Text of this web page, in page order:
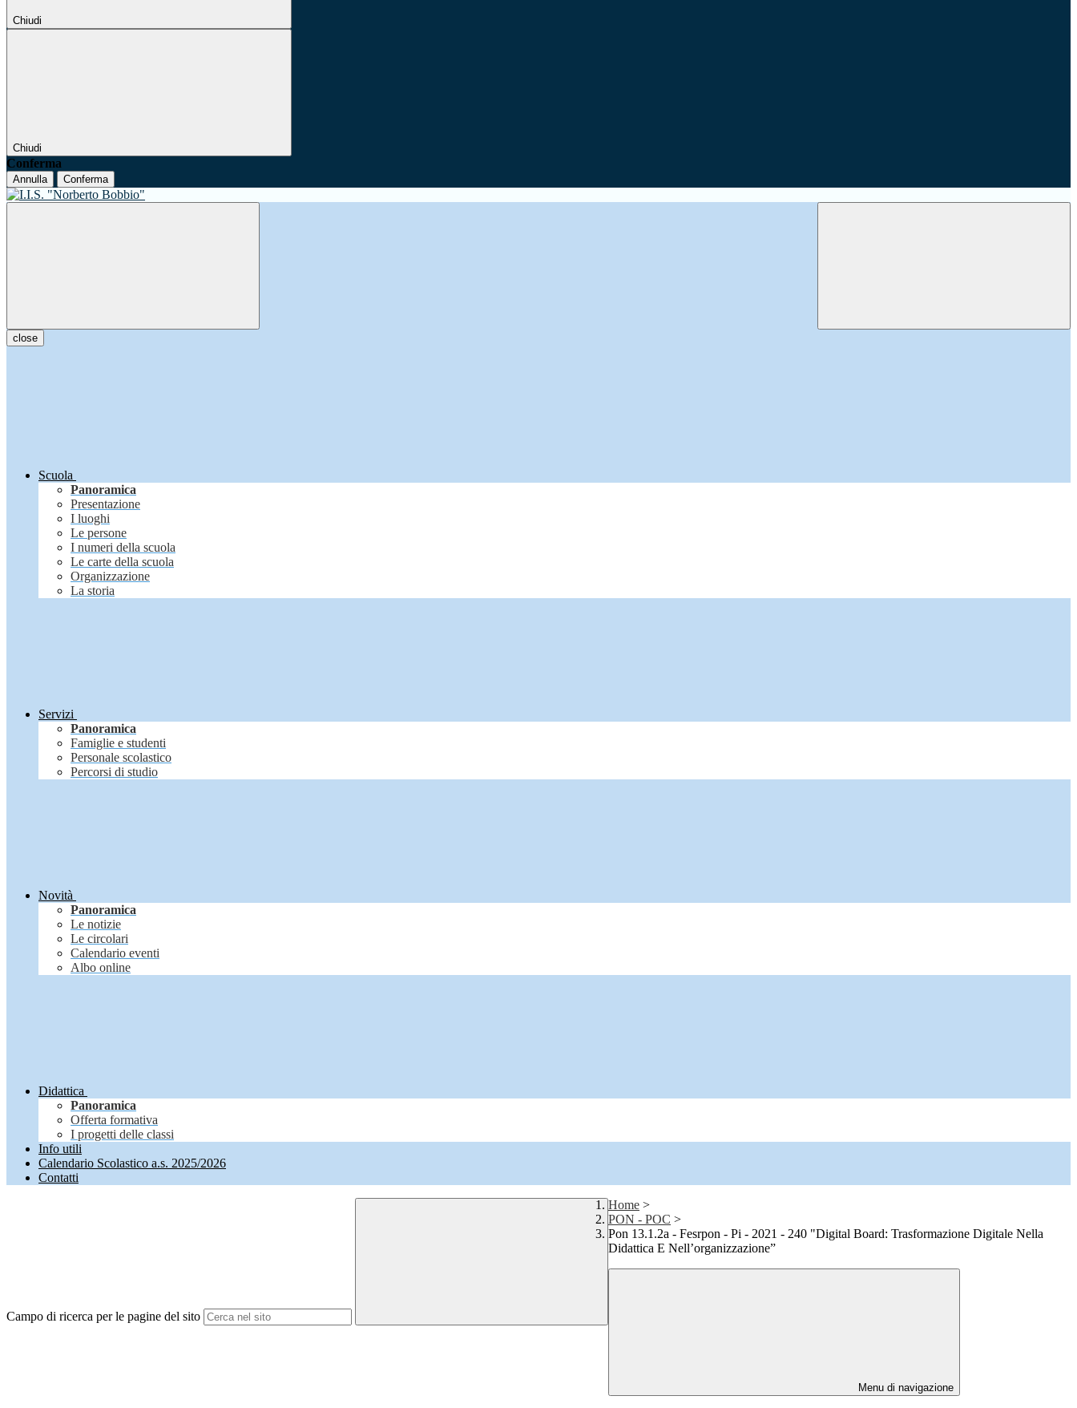
Chiudi
Chiudi
Conferma
Annulla Conferma
close
Scuola
Panoramica
Presentazione
I luoghi
Le persone
I numeri della scuola
Le carte della scuola
Organizzazione
La storia
Servizi
Panoramica
Famiglie e studenti
Personale scolastico
Percorsi di studio
Novità
Panoramica
Le notizie
Le circolari
Calendario eventi
Albo online
Didattica
Panoramica
Offerta formativa
I progetti delle classi
Info utili
Calendario Scolastico a.s. 2025/2026
Contatti
Campo di ricerca per le pagine del sito
Home >
PON - POC >
Pon 13.1.2a - Fesrpon - Pi - 2021 - 240 "Digital Board: Trasformazione Digitale Nella
Didattica E Nell’organizzazione”
Menu di navigazione